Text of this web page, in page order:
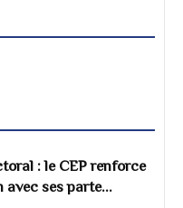
: le CEP renforce
ses parte...